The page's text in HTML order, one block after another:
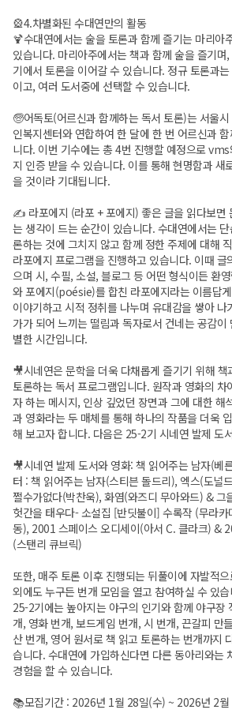
🎡4.차별화된 수대연만의 활동
🍹수대연에서는 술을 토론과 함께 즐기는 마리아
있습니다. 마리아주에서는 책과 함께 술을 즐기며
기에서 토론을 이어갈 수 있습니다. 정규 토론과
이고, 여러 도서중에 선택할 수 있습니다.
🧓어독토(어르신과 함께하는 독서 토론)는 서울
인복지센터와 연합하여 한 달에 한 번 어르신과
니다. 이번 기수에는 총 4번 진행할 예정으로
지 인증 받을 수 있습니다. 이를 통해 현명함과 새
을 것이라 기대됩니다.
✍ 라포에지 (라포 + 포에지) 좋은 글을 읽다보면
는 생각이 드는 순간이 있습니다. 수대연에서는
론하는 것에 그치지 않고 함께 정한 주제에 대해
라포에지 프로그램을 진행하고 있습니다. 이때 글
으며 시, 수필, 소설, 블로그 등 어떤 형식이든 환
와 포에지(poésie)를 합친 라포에지라는 이름답
이야기하고 시적 정취를 나누며 유대감을 쌓아 나
가가 되어 느끼는 떨림과 독자로서 건네는 공감이
별한 시간입니다.
🎥시네연은 문학을 더욱 다채롭게 즐기기 위해
토론하는 독서 프로그램입니다. 원작과 영화의 차
자 하는 메시지, 인상 깊었던 장면과 그에 대한 해
과 영화라는 두 매체를 통해 하나의 작품을 더욱
해 보고자 합니다. 다음은 25-2기 시네연 발제 도
🎥시네연 발제 도서와 영화: 책 읽어주는 남자(베
터 : 책 읽어주는 남자(스티븐 돌드리), 엑스(도널
쩔수가없다(박찬욱), 화염(와즈디 무아와드) & 그
헛간을 태우다- 소설집 [반딧불이] 수록작 (무라
동), 2001 스페이스 오디세이(아서 C. 클라크) &
(스탠리 큐브릭)
또한, 매주 토론 이후 진행되는 뒤풀이에 자발적
외에도 누구든 번개 모임을 열고 참여하실 수 있
25-2기에는 높아지는 야구의 인기와 함께 야구장
개, 영화 번개, 보드게임 번개, 시 번개, 끈갈피 만
산 번개, 영어 원서로 책 읽고 토론하는 번개까지
습니다. 수대연에 가입하신다면 다른 동아리와는
경험을 할 수 있습니다.
📚모집기간 : 2026년 1월 28일(수) ~ 2026년 2